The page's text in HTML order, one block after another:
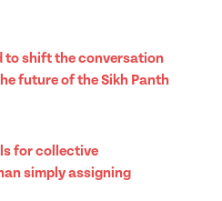
to shift the conversation
future of the Sikh Panth
for collective
simply assigning